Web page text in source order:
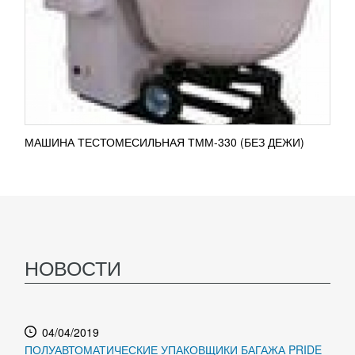
МАШИНА ТЕСТОМЕСИЛЬНАЯ ТММ-330 (БЕЗ ДЕЖИ)
НОВОСТИ
04/04/2019
ПОЛУАВТОМАТИЧЕСКИЕ УПАКОВЩИКИ БАГАЖА PRIDE